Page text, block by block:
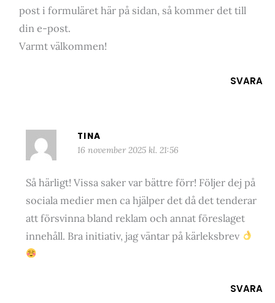
post i formuläret här på sidan, så kommer det till
din e-post.
Varmt välkommen!
SVARA
TINA
16 november 2025 kl. 21:56
Så härligt! Vissa saker var bättre förr! Följer dej på
sociala medier men ca hjälper det då det tenderar
att försvinna bland reklam och annat föreslaget
innehåll. Bra initiativ, jag väntar på kärleksbrev
SVARA